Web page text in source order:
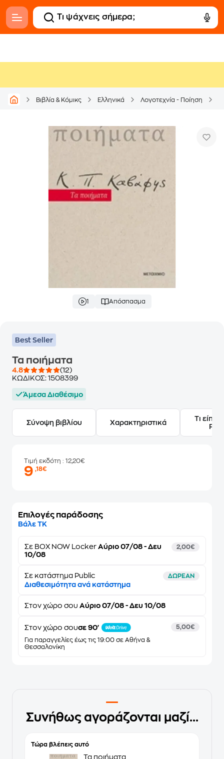
Βιβλία & Κόμικς Ελληνικά Λογοτεχνία - Ποίηση
1 Απόσπασμα
Best Seller
Τα ποιήματα
4.8
(12)
ΚΩΔΙΚΟΣ: 1508399
Άμεσα Διαθέσιμο
Σύνοψη βιβλίου Χαρακτηριστικά
Τι
Τιμή εκδότη : 12,20€
9,18€
Επιλογές παράδοσης
Βάλε ΤΚ
Σε BOX NOW Locker Αύριο 07/08 - Δευ
10/08
2,00€
Σε κατάστημα Public ΔΩΡΕΑΝ
Διαθεσιμότητα ανά κατάστημα
Στον χώρο σου Αύριο 07/08 - Δευ 10/08
Στον χώρο σουσε 90'
Για παραγγελίες έως τις 19:00 σε Αθήνα &
Θεσσαλονίκη
5,00€
Συνήθως αγοράζονται μαζί...
Τώρα βλέπεις αυτό
Τα ποιήματα